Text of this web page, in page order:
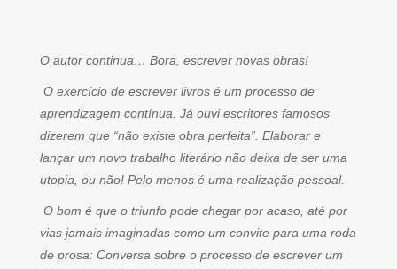
O autor continua… Bora, escrever novas obras!
O exercício de escrever livros é um processo de
aprendizagem contínua. Já ouvi escritores famosos
dizerem que “não existe obra perfeita”. Elaborar e
lançar um novo trabalho literário não deixa de ser uma
utopia, ou não! Pelo menos é uma realização pessoal.
O bom é que o triunfo pode chegar por acaso, até por
vias jamais imaginadas como um convite para uma roda
de prosa: Conversa sobre o processo de escrever um